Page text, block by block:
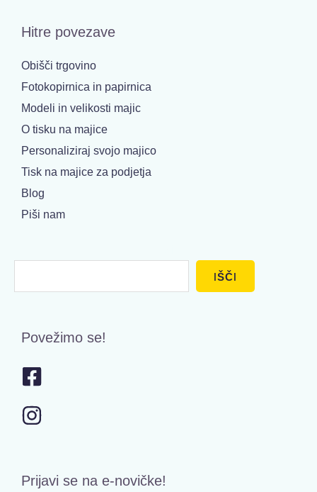
Hitre povezave
Obišči trgovino
Fotokopirnica in papirnica
Modeli in velikosti majic
O tisku na majice
Personaliziraj svojo majico
Tisk na majice za podjetja
Blog
Piši nam
IŠČI
Povežimo se!
Prijavi se na e-novičke!